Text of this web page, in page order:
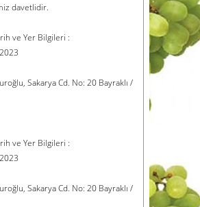
davetlidir.
ve Yer Bilgileri :
Sakarya Cd. No: 20 Bayraklı /
ve Yer Bilgileri :
Sakarya Cd. No: 20 Bayraklı /